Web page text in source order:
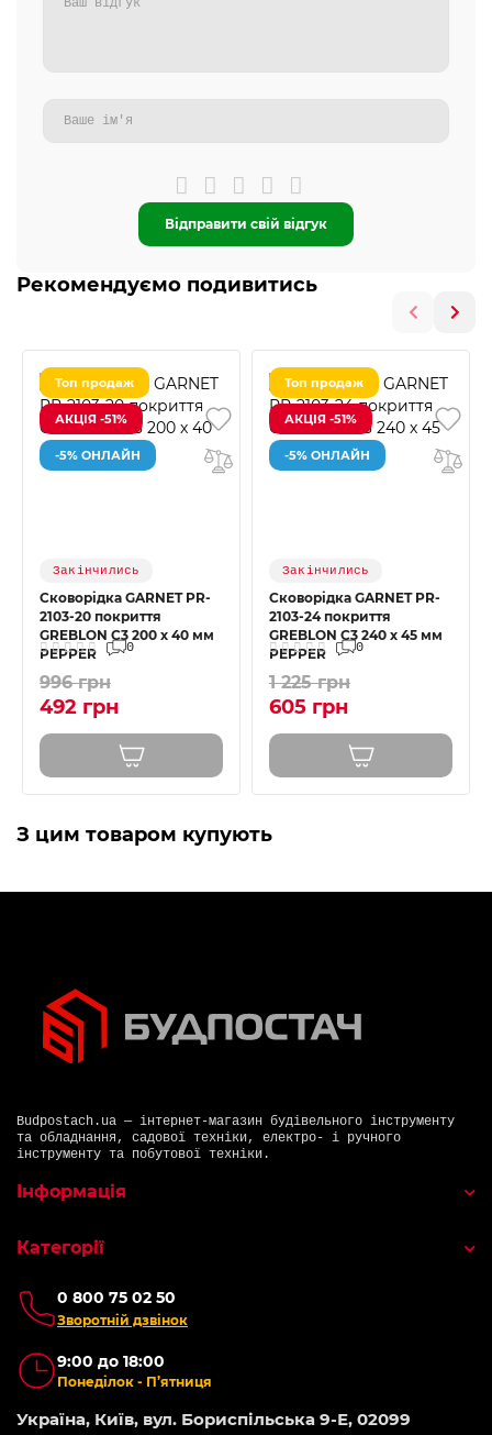
Відправити свій відгук
Рекомендуємо подивитись
Топ продаж
АКЦІЯ -51%
-5% ОНЛАЙН
Закінчились
Сковорідка GARNET PR-
2103-20 покриття
GREBLON C3 200 x 40 мм
PEPPER
0
996 грн
492 грн
Топ продаж
АКЦІЯ -51%
-5% ОНЛАЙН
Закінчились
Сковорідка GARNET PR-
2103-24 покриття
GREBLON C3 240 x 45 мм
PEPPER
0
1 225 грн
605 грн
З цим товаром купують
Budpostach.ua — інтернет-магазин будівельного інструменту
та обладнання, садової техніки, електро- і ручного
інструменту та побутової техніки.
0 800 75 02 50
Зворотній дзвінок
9:00 до 18:00
Понеділок - П’ятниця
Україна, Київ, вул. Бориспільська 9-Е, 02099
Інформація
Категорії